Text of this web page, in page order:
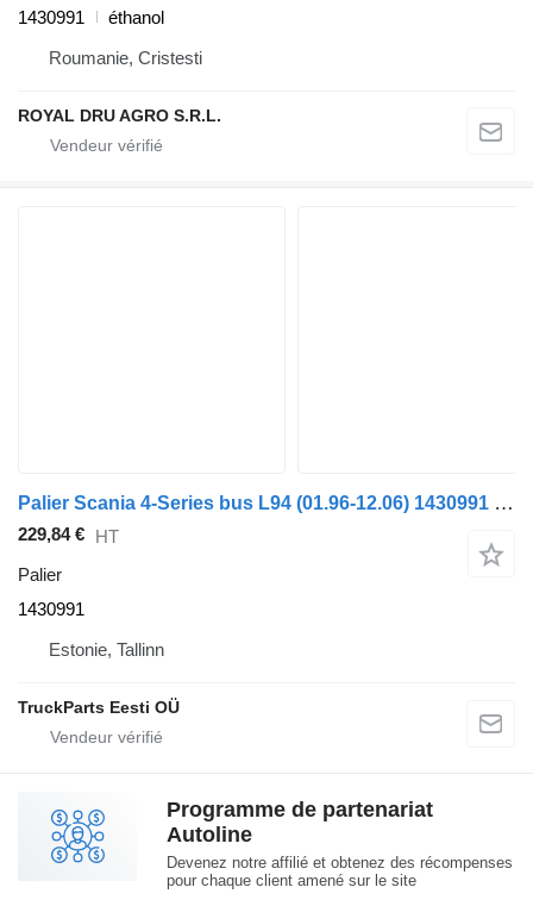
1430991
éthanol
Roumanie, Cristesti
ROYAL DRU AGRO S.R.L.
Palier Scania 4-Series bus L94 (01.96-12.06) 1430991 pour Scania 4-series bus (1995-2006)
229,84 € HT
Palier
1430991
Estonie, Tallinn
TruckParts Eesti OÜ
Programme de partenariat
Autoline
Devenez notre affilié et obtenez des récompenses
pour chaque client amené sur le site